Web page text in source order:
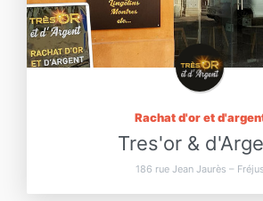
Rachat d'or et
Tres'or &
186 rue Jean Jaurès – Fréjus